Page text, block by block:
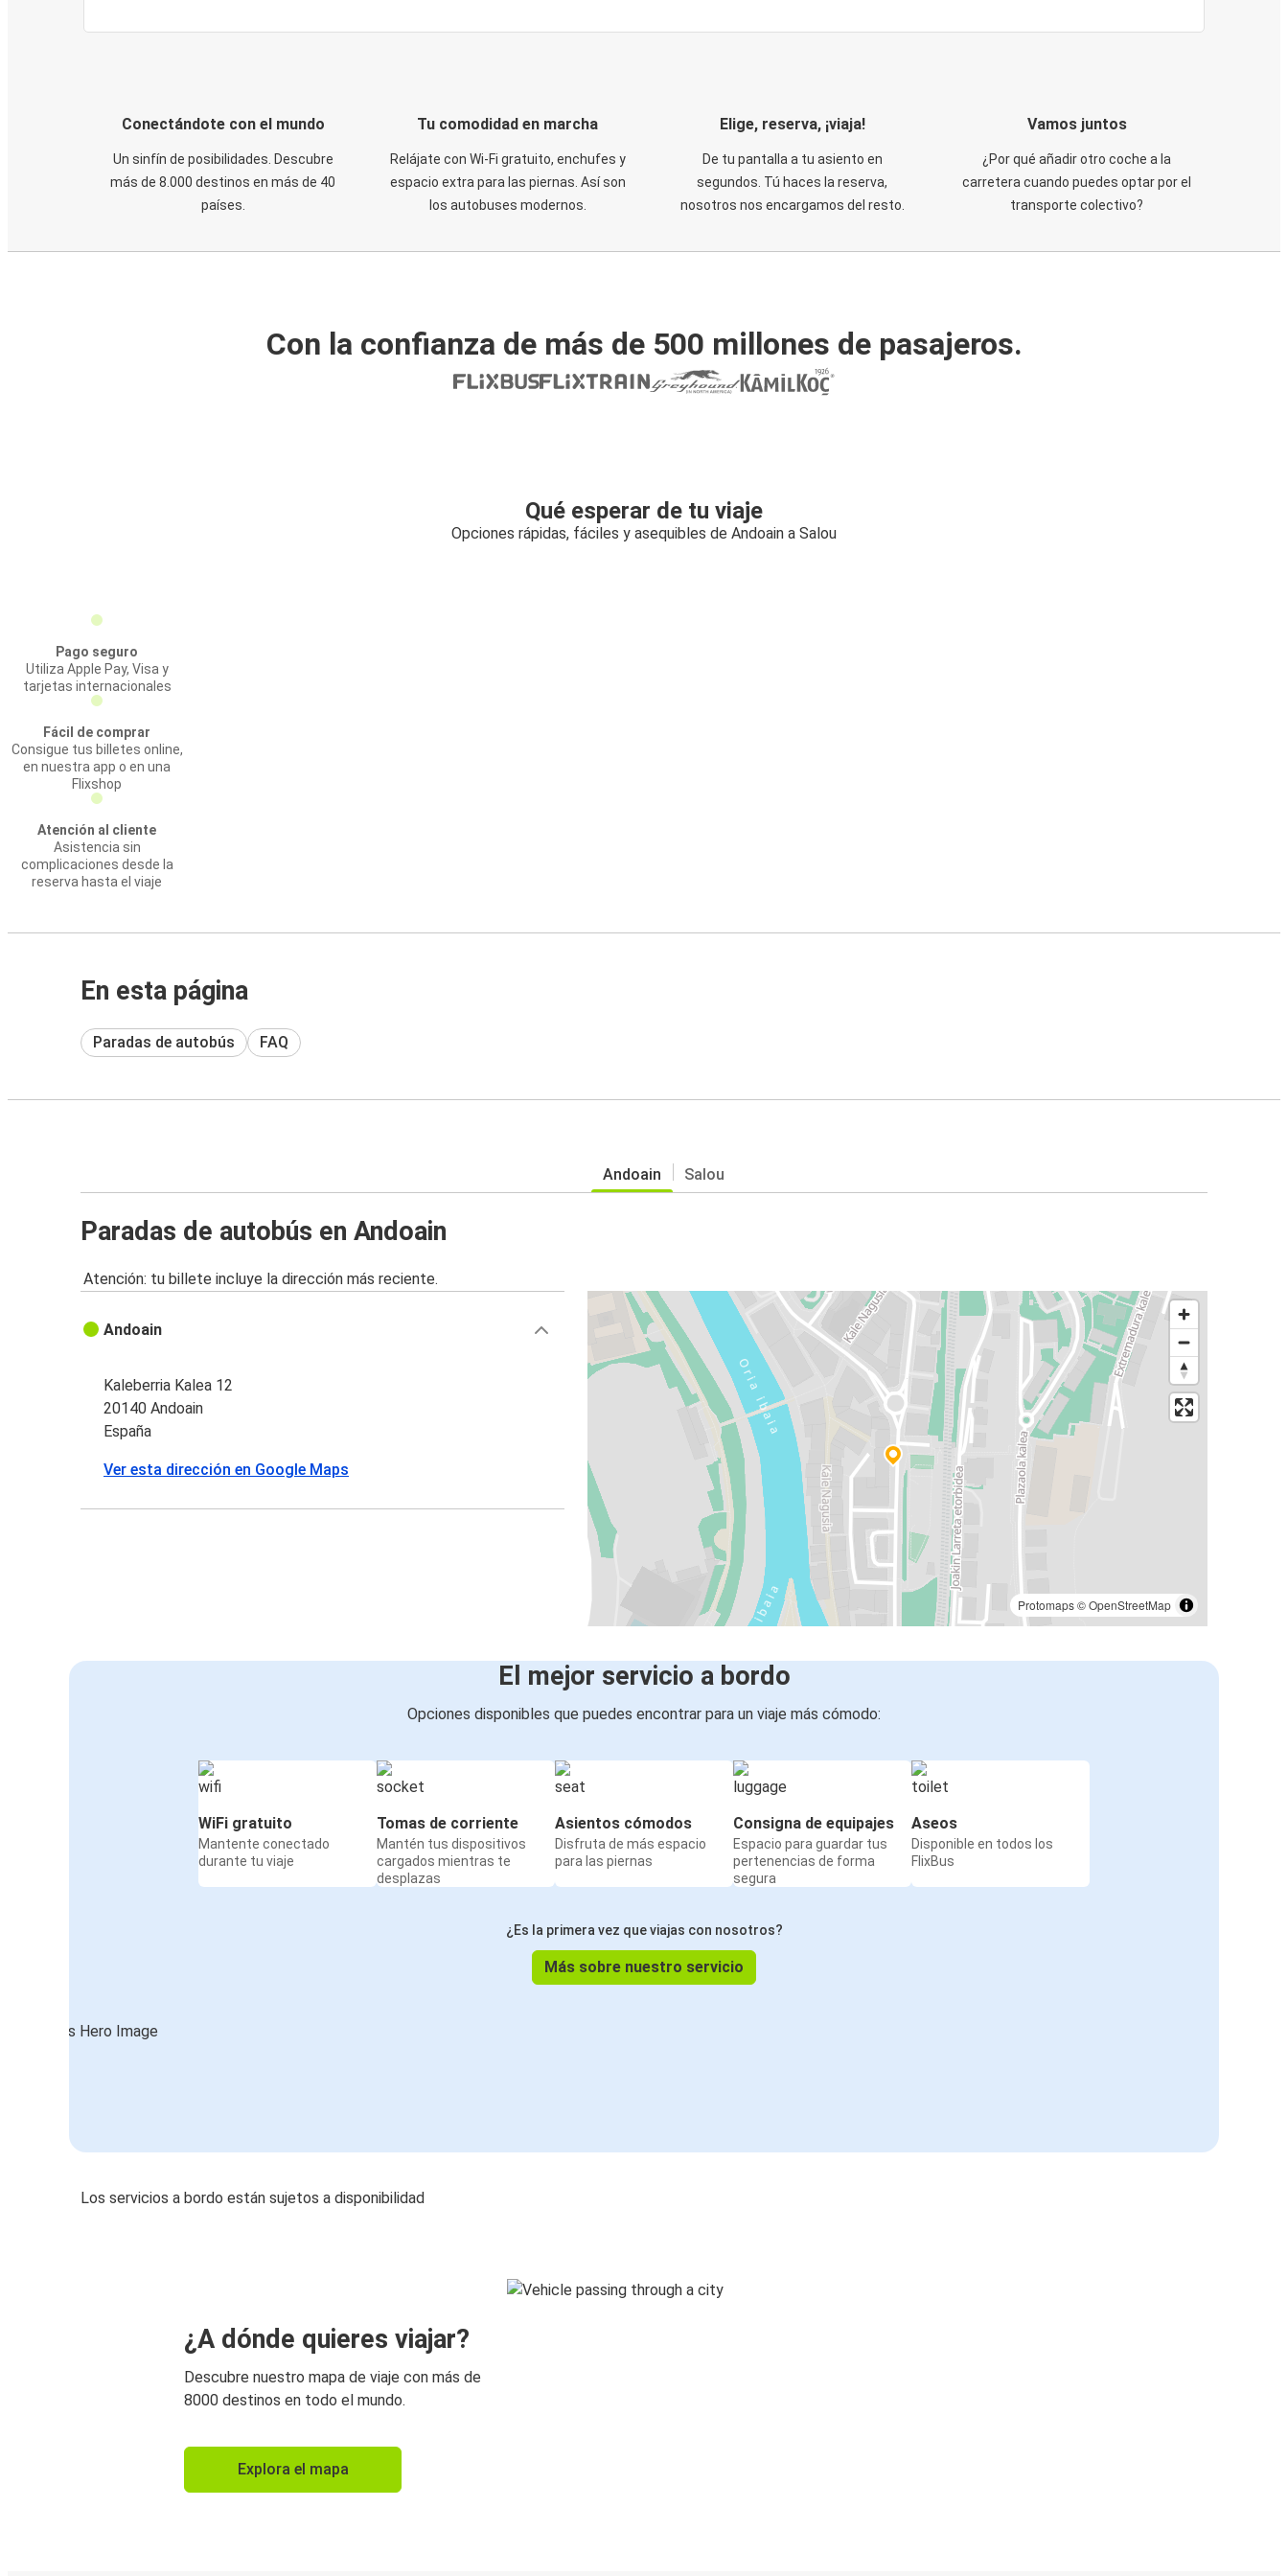
Conectándote con el mundo
Un sinfín de posibilidades. Descubre
más de 8.000 destinos en más de 40
países.
Tu comodidad en marcha
Relájate con Wi-Fi gratuito, enchufes y
espacio extra para las piernas. Así son
los autobuses modernos.
Elige, reserva, ¡viaja!
De tu pantalla a tu asiento en
segundos. Tú haces la reserva,
nosotros nos encargamos del resto.
Vamos juntos
¿Por qué añadir otro coche a la
carretera cuando puedes optar por el
transporte colectivo?
Con la confianza de más de 500 millones de pasajeros.
Qué esperar de tu viaje
Opciones rápidas, fáciles y asequibles de Andoain a Salou
Pago seguro
Utiliza Apple Pay, Visa y
tarjetas internacionales
Fácil de comprar
Consigue tus billetes online,
en nuestra app o en una
Flixshop
Atención al cliente
Asistencia sin
complicaciones desde la
reserva hasta el viaje
En esta página
Paradas de autobús FAQ
Andoain Salou
Paradas de autobús en Andoain
Atención: tu billete incluye la dirección más reciente.
Protomaps©OpenStreetMap
Andoain
Kaleberria Kalea 12
20140 Andoain
España
Ver esta dirección en Google Maps
El mejor servicio a bordo
Opciones disponibles que puedes encontrar para un viaje más cómodo:
WiFi gratuito
Mantente conectado
durante tu viaje
Tomas de corriente
Mantén tus dispositivos
cargados mientras te
desplazas
Asientos cómodos
Disfruta de más espacio
para las piernas
Consigna de equipajes
Espacio para guardar tus
pertenencias de forma
segura
Aseos
Disponible en todos los
FlixBus
¿Es la primera vez que viajas con nosotros?
Más sobre nuestro servicio
Los servicios a bordo están sujetos a disponibilidad
¿A dónde quieres viajar?
Descubre nuestro mapa de viaje con más de
8000 destinos en todo el mundo.
Explora el mapa